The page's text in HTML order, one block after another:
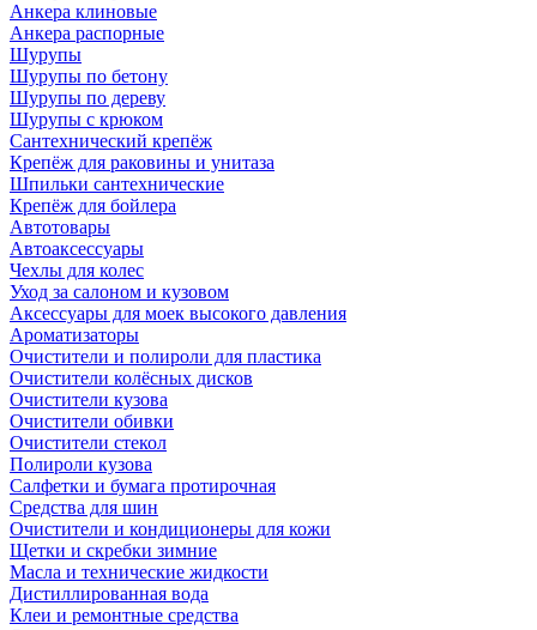
Анкера клиновые
Анкера распорные
Шурупы
Шурупы по бетону
Шурупы по дереву
Шурупы с крюком
Сантехнический крепёж
Крепёж для раковины и унитаза
Шпильки сантехнические
Крепёж для бойлера
Автотовары
Автоаксессуары
Чехлы для колес
Уход за салоном и кузовом
Аксессуары для моек высокого давления
Ароматизаторы
Очистители и полироли для пластика
Очистители колёсных дисков
Очистители кузова
Очистители обивки
Очистители стекол
Полироли кузова
Салфетки и бумага протирочная
Средства для шин
Очистители и кондиционеры для кожи
Щетки и скребки зимние
Масла и технические жидкости
Дистиллированная вода
Клеи и ремонтные средства